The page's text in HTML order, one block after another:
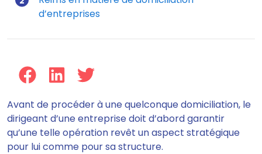
d’entreprises
Avant de procéder à une quelconque domiciliation, le
dirigeant d’une entreprise doit d’abord garantir
qu’une telle opération revêt un aspect stratégique
pour lui comme pour sa structure.